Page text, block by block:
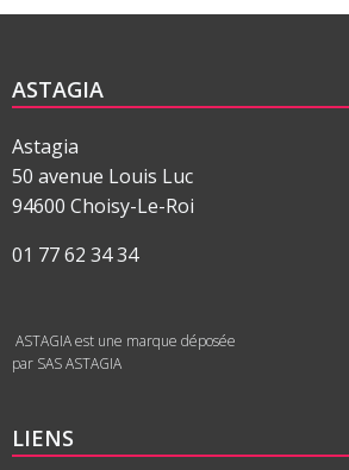
ASTAGIA
Astagia
50 avenue Louis Luc
94600 Choisy-Le-Roi
01 77 62 34 34
ASTAGIA est une marque déposée
par SAS ASTAGIA
LIENS